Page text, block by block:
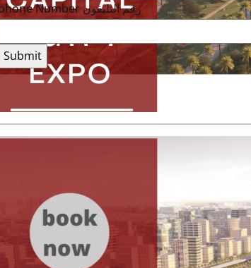
phone Number رقم التليفون